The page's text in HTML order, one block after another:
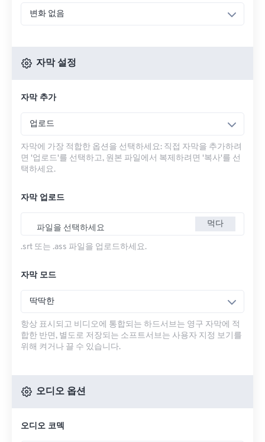
변화 없음
자막 설정
자막 추가
업로드
자막에 가장 적합한 옵션을 선택하세요: 직접 자막을 추가하려
면 '업로드'를 선택하고, 원본 파일에서 복제하려면 '복사'를 선
택하세요.
자막 업로드
파일을 선택하세요 먹다
.srt 또는 .ass 파일을 업로드하세요.
자막 모드
딱딱한
항상 표시되고 비디오에 통합되는 하드서브는 영구 자막에 적
합한 반면, 별도로 저장되는 소프트서브는 사용자 지정 보기를
위해 켜거나 끌 수 있습니다.
오디오 옵션
오디오 코덱